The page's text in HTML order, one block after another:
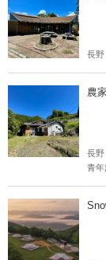
長野
農
長野
青